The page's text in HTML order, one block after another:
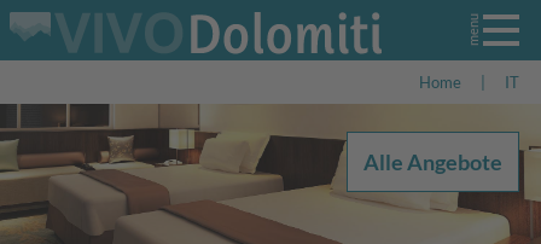
Home IT
Alle Angebote